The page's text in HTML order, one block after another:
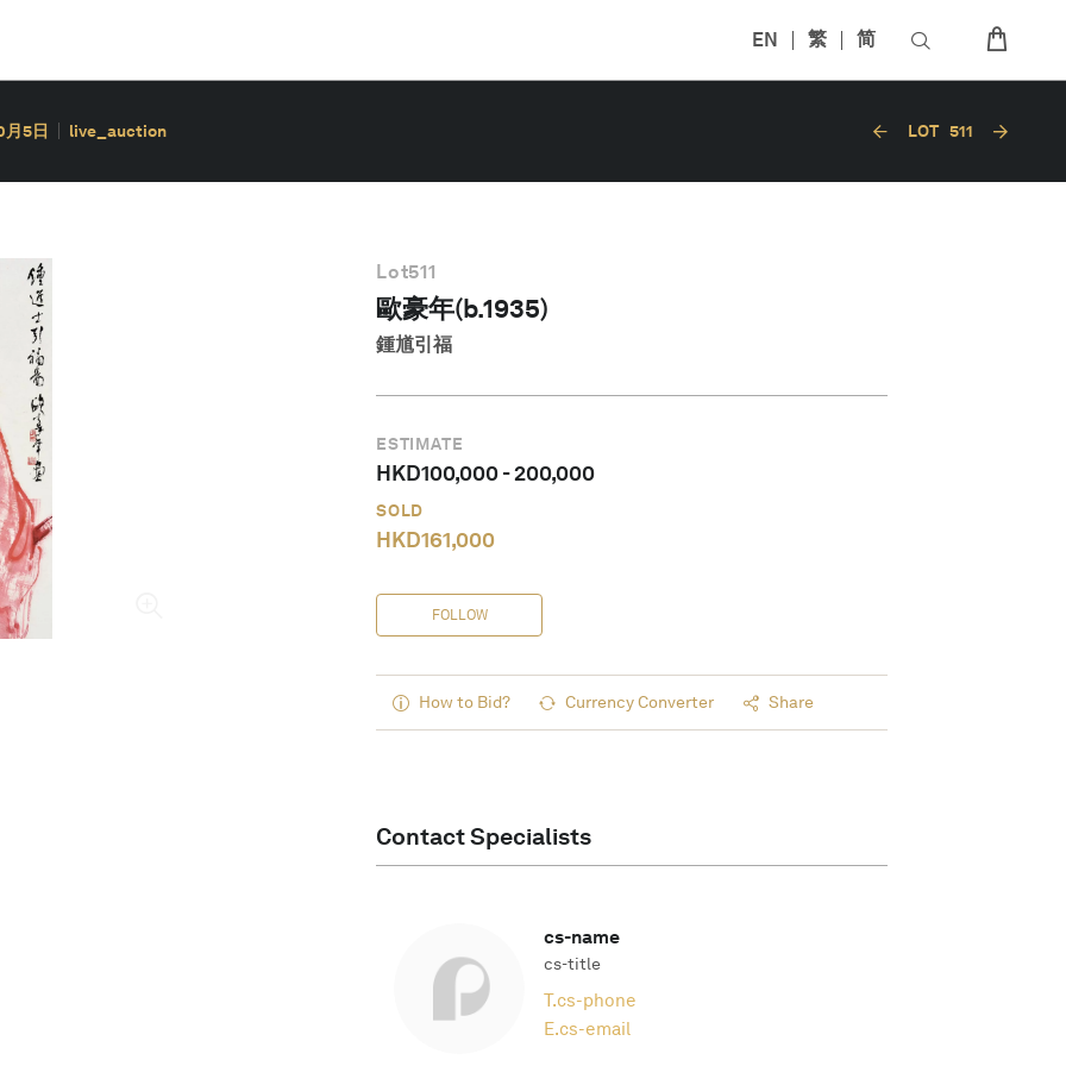
EN 繁 简
月5日 live_auction LOT 511
Lot511
歐豪年(b.1935)
鍾馗引福
ESTIMATE
HKD100,000-200,000
SOLD
HKD161,000
FOLLOW
How to Bid? Currency Converter Share
Contact Specialists
cs-name
cs-title
T.cs-phone
E.cs-email